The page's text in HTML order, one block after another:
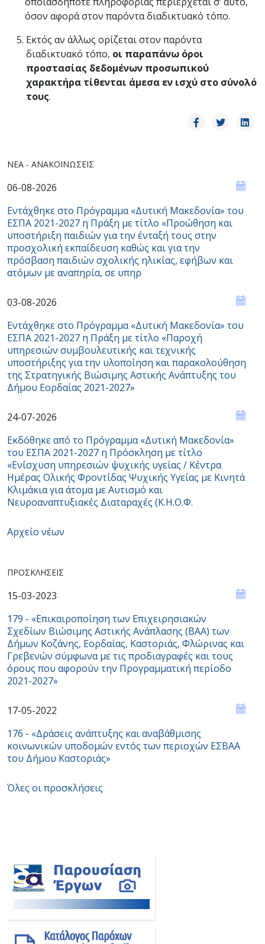
όσον αφορά στον παρόντα διαδικτυακό τόπο.
Εκτός αν άλλως ορίζεται στον παρόντα
διαδικτυακό τόπο, οι παραπάνω όροι
προστασίας δεδομένων προσωπικού
χαρακτήρα τίθενται άμεσα εν ισχύ στο σύνολό
τους.
ΝΈΑ - ΑΝΑΚΟΙΝΏΣΕΙΣ
06-08-2026
Εντάχθηκε στο Πρόγραμμα «Δυτική Μακεδονία» του
ΕΣΠΑ 2021-2027 η Πράξη με τίτλο «Προώθηση και
υποστήριξη παιδιών για την ένταξή τους στην
προσχολική εκπαίδευση καθώς και για την
πρόσβαση παιδιών σχολικής ηλικίας, εφήβων και
ατόμων με αναπηρία, σε υπηρ
03-08-2026
Εντάχθηκε στο Πρόγραμμα «Δυτική Μακεδονία» του
ΕΣΠΑ 2021-2027 η Πράξη με τίτλο «Παροχή
υπηρεσιών συμβουλευτικής και τεχνικής
υποστήριξης για την υλοποίηση και παρακολούθηση
της Στρατηγικής Βιώσιμης Αστικής Ανάπτυξης του
Δήμου Εορδαίας 2021-2027»
24-07-2026
Εκδόθηκε από το Πρόγραμμα «Δυτική Μακεδονία»
του ΕΣΠΑ 2021-2027 η Πρόσκληση με τίτλο
«Ενίσχυση υπηρεσιών ψυχικής υγείας / Κέντρα
Ημέρας Ολικής Φροντίδας Ψυχικής Υγείας με Κινητά
Κλιμάκια για άτομα με Αυτισμό και
Νευροαναπτυξιακές Διαταραχές (Κ.Η.Ο.Φ.
Αρχείο νέων
ΠΡΟΣΚΛΉΣΕΙΣ
15-03-2023
179 - «Επικαιροποίηση των Επιχειρησιακών
Σχεδίων Βιώσιμης Αστικής Ανάπλασης (ΒΑΑ) των
Δήμων Κοζάνης, Εορδαίας, Καστοριάς, Φλώρινας και
Γρεβενών σύμφωνα με τις προδιαγραφές και τους
όρους που αφορούν την Προγραμματική περίοδο
2021-2027»
17-05-2022
176 - «Δράσεις ανάπτυξης και αναβάθμισης
κοινωνικών υποδομών εντός των περιοχών ΕΣBAA
του Δήμου Καστοριάς»
Όλες οι προσκλήσεις